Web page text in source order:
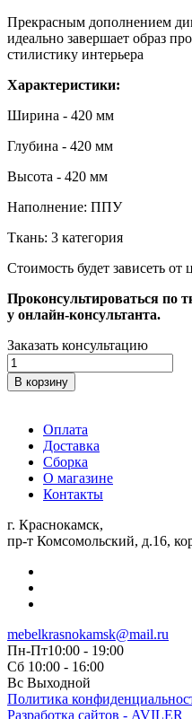
Прекрасным дополнением
идеально завершает образ
стилистику интерьера
Характеристики:
Ширина - 420 мм
Глубина - 420 мм
Высота - 420 мм
Наполнение: ППУ
Ткань: 3 категория
Стоимость будет зависеть
Проконсультироваться по
у онлайн-консультанта.
Заказать консультацию
Количество
товара
Пуф
В корзину
Оплата
Доставка
Сборка
О магазине
Контакты
г. Краснокамск,
пр-т Комсомольский, д.16,
mebelkrasnokamsk@mail.ru
Пн-Пт10:00 - 19:00
Сб 10:00 - 16:00
Вс Выходной
Политика
Разработка сайтов - AVILER